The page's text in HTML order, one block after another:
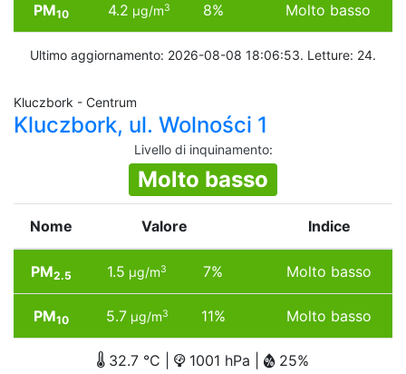
PM10 4.2 µg/m3 8% Molto basso
Ultimo aggiornamento: 2026-08-08 18:06:53. Letture: 24.
Kluczbork - Centrum
Kluczbork, ul. Wolności 1
Livello di inquinamento:
Molto basso
Nome Valore Indice
PM2.5 1.5 µg/m3 7% Molto basso
PM10 5.7µg/m3 11% Molto basso
32.7 °C | 1001 hPa | 25%